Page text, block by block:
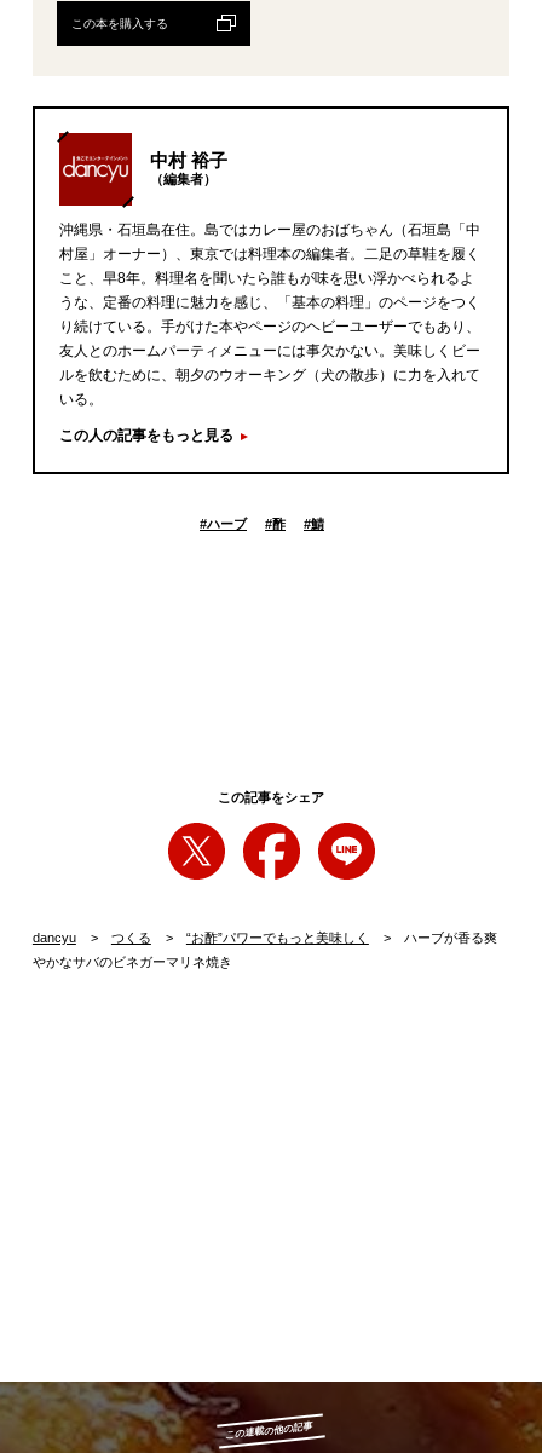
この本を購入する
中村 裕子
（編集者）
沖縄県・石垣島在住。島ではカレー屋のおばちゃん（石垣島「中
村屋」オーナー）、東京では料理本の編集者。二足の草鞋を履く
こと、早8年。料理名を聞いたら誰もが味を思い浮かべられるよ
うな、定番の料理に魅力を感じ、「基本の料理」のページをつく
り続けている。手がけた本やページのヘビーユーザーでもあり、
友人とのホームパーティメニューには事欠かない。美味しくビー
ルを飲むために、朝夕のウオーキング（犬の散歩）に力を入れて
いる。
この人の記事をもっと見る
#ハーブ #酢 #鯖
この記事をシェア
dancyu つくる “お酢”パワーでもっと美味しく
ハーブが香る爽
やかなサバのビネガーマリネ焼き
この連載の他の記事